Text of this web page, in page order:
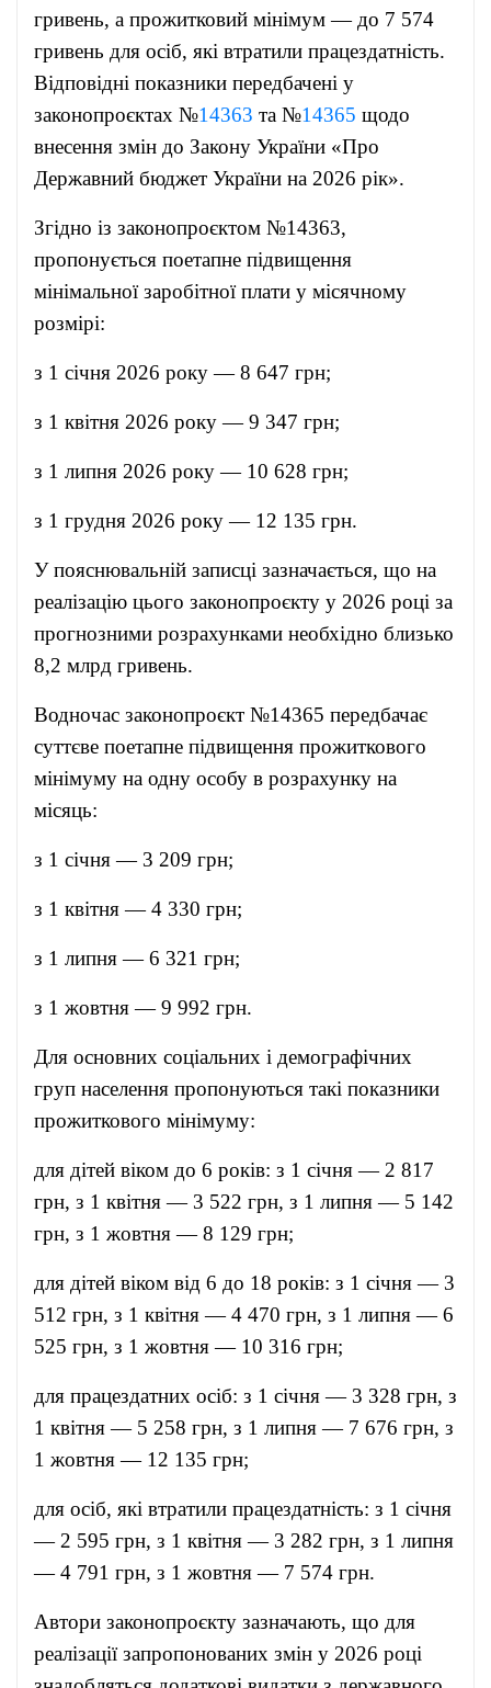
гривень, а прожитковий мінімум — до 7 574
гривень для осіб, які втратили працездатність.
Відповідні показники передбачені у
законопроєктах №14363 та №14365 щодо
внесення змін до Закону України «Про
Державний бюджет України на 2026 рік».
Згідно із законопроєктом №14363,
пропонується поетапне підвищення
мінімальної заробітної плати у місячному
розмірі:
з 1 січня 2026 року — 8 647 грн;
з 1 квітня 2026 року — 9 347 грн;
з 1 липня 2026 року — 10 628 грн;
з 1 грудня 2026 року — 12 135 грн.
У пояснювальній записці зазначається, що на
реалізацію цього законопроєкту у 2026 році за
прогнозними розрахунками необхідно близько
8,2 млрд гривень.
Водночас законопроєкт №14365 передбачає
суттєве поетапне підвищення прожиткового
мінімуму на одну особу в розрахунку на
місяць:
з 1 січня — 3 209 грн;
з 1 квітня — 4 330 грн;
з 1 липня — 6 321 грн;
з 1 жовтня — 9 992 грн.
Для основних соціальних і демографічних
груп населення пропонуються такі показники
прожиткового мінімуму:
для дітей віком до 6 років: з 1 січня — 2 817
грн, з 1 квітня — 3 522 грн, з 1 липня — 5 142
грн, з 1 жовтня — 8 129 грн;
для дітей віком від 6 до 18 років: з 1 січня — 3
512 грн, з 1 квітня — 4 470 грн, з 1 липня — 6
525 грн, з 1 жовтня — 10 316 грн;
для працездатних осіб: з 1 січня — 3 328 грн, з
1 квітня — 5 258 грн, з 1 липня — 7 676 грн, з
1 жовтня — 12 135 грн;
для осіб, які втратили працездатність: з 1 січня
— 2 595 грн, з 1 квітня — 3 282 грн, з 1 липня
— 4 791 грн, з 1 жовтня — 7 574 грн.
Автори законопроєкту зазначають, що для
реалізації запропонованих змін у 2026 році